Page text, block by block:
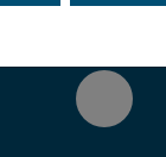
Seite des